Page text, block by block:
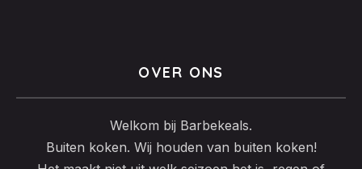
OVER ONS
Welkom bij Barbekeals.
Buiten koken. Wij houden van buiten koken!